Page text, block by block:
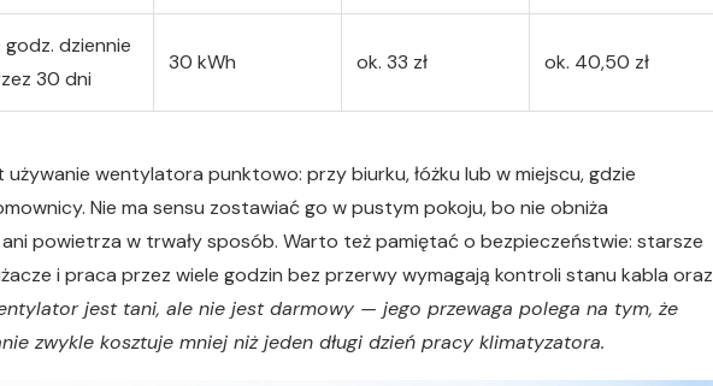
godz. dziennie
30 dni
30 kWh ok. 33 zł ok. 40,50 zł
używanie wentylatora punktowo: przy biurku, łóżku lub w miejscu, gdzie
Nie ma sensu zostawiać go w pustym pokoju, bo nie obniża
powietrza w trwały sposób. Warto też pamiętać o bezpieczeństwie: starsze
i praca przez wiele godzin bez przerwy wymagają kontroli stanu kabla oraz
jest tani, ale nie jest darmowy — jego przewaga polega na tym, że
zwykle kosztuje mniej niż jeden długi dzień pracy klimatyzatora.